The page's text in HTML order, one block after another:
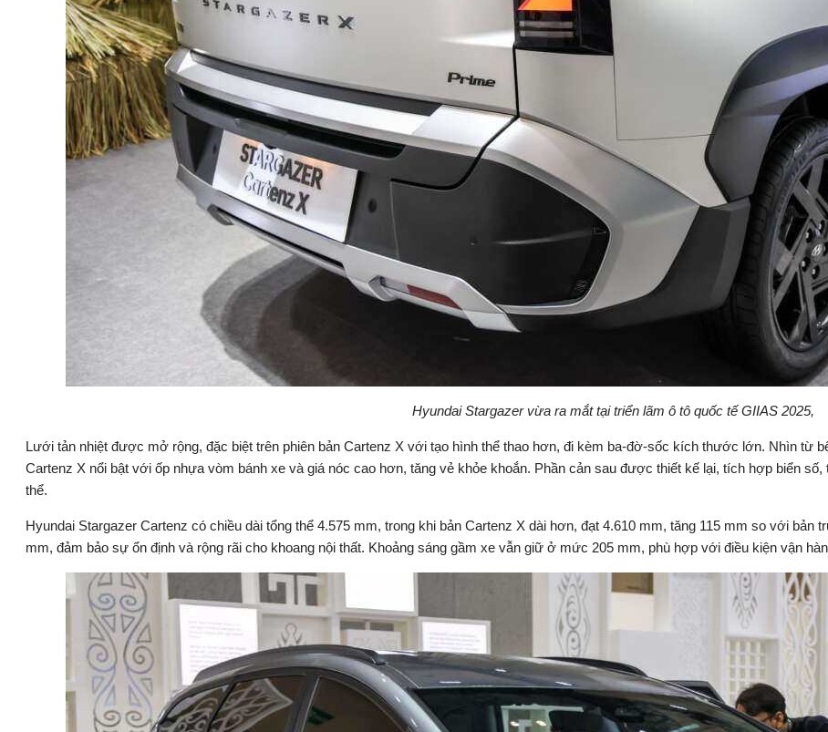
Hyundai Stargazer vừa ra mắt tại triển lãm ô tô quốc tế GIIAS 2025,
Lưới tản nhiệt được mở rộng, đặc biệt trên phiên bản Cartenz X với tạo hình thể thao hơn, đi kèm ba-đờ-sốc kích thước lớn. Nhìn từ
Cartenz X nổi bật với ốp nhựa vòm bánh xe và giá nóc cao hơn, tăng vẻ khỏe khoắn. Phần cản sau được thiết kế lại, tích hợp biển
thể.
Hyundai Stargazer Cartenz có chiều dài tổng thể 4.575 mm, trong khi bản Cartenz X dài hơn, đạt 4.610 mm, tăng 115 mm so với
mm, đảm bảo sự ổn định và rộng rãi cho khoang nội thất. Khoảng sáng gầm xe vẫn giữ ở mức 205 mm, phù hợp với điều kiện vận